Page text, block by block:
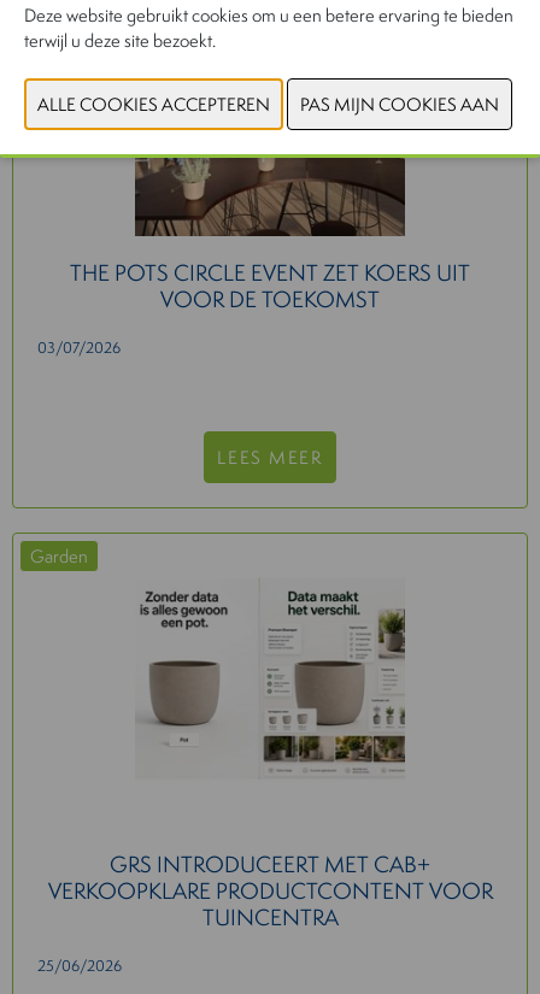
THE POTS CIRCLE EVENT ZET KOERS UIT
VOOR DE TOEKOMST
03/07/2026
LEES MEER
Garden
GRS INTRODUCEERT MET CAB+
VERKOOPKLARE PRODUCTCONTENT VOOR
TUINCENTRA
25/06/2026
Deze website gebruikt cookies om u een betere ervaring te bieden
terwijl u deze site bezoekt.